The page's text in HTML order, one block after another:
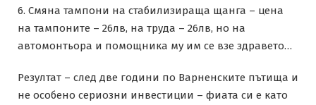
6. Смяна тампони на стабилизираща щанга – цена
на тампоните – 26лв, на труда – 26лв, но на
автомонтьора и помощника му им се взе здравето…
Резултат – след две години по Варненските пътища и
не особено сериозни инвестиции – фиата си е като